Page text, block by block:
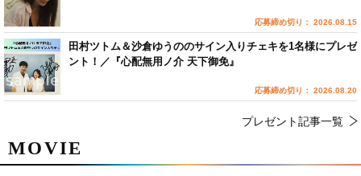
MOVIE
応募締め切り： 2026.08.15
田村ツトム＆沙倉ゆうののサイン入りチェキを1名様にプレゼ
ント！／『心配無用ノ介 天下御免』
応募締め切り： 2026.08.20
プレゼント記事一覧